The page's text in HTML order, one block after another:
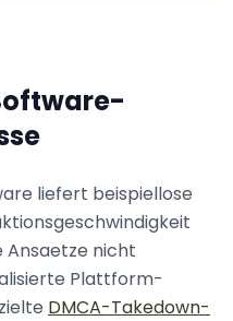
liefert beispiellose
Ansaetze nicht
Plattform-
DMCA-Takedown-